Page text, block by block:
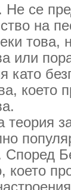
Не се
на
това,
или
като
което
теория
Според
което